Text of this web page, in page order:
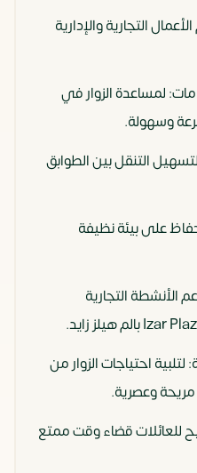
التجارية والإدارية
لمساعدة الزوار في
وسهولة.
التنقل بين الطوابق
على بيئة نظيفة
الأنشطة التجارية
احتياجات الزوار من
وعصرية.
للعائلات قضاء وقت ممتع